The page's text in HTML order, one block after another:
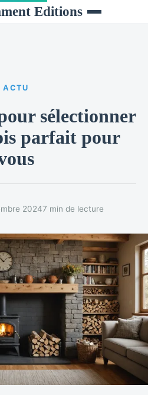
Editions
ACTU
sélectionner
parfait pour
20247 min de lecture